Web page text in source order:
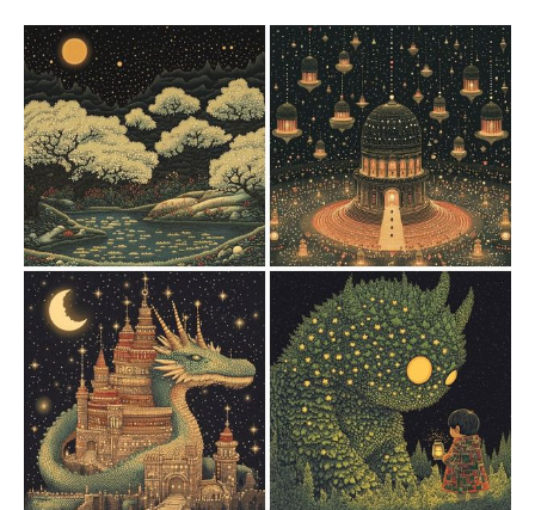
出斑驳陈旧的表面效果，仿佛诉说着时间的侵蚀与岁月的
痕迹。构图注重空间层次与叙事性，通过高低错落的建筑
布局、背景中的远景朦胧处理以及透视关系的运用，拉开
了视觉的纵深感。细节设计融入了拟人化和自然元素，例
如、花卉装饰和月亮等，这些元素与建筑和场景交织，赋
予作品神秘而奇幻的情绪。画风整体体现了一种隐喻性的
叙事表达，描绘出人与自然、文明与废墟之间的微妙平
衡，兼具荒凉与希望的情感张力。 应用场景： 1. 奇幻文
学封面：适用于表现神秘、浪漫和梦幻氛围的书籍封面，
吸引读者进入一个超现实的世界。 2. 游戏美术场景：用于
奇幻和废墟题材游戏中的场景设定，增强沉浸感与叙事张
力。 3. 艺术展览作品：可作为超现实主义与浪漫废墟主题
的艺术作品，吸引观众的情感共鸣和思考。 4. 插画与概念
设计：为电影、动画或漫画项目提供带有奇幻与隐喻性的
背景或概念设计